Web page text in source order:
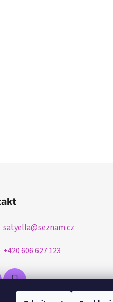
satyella@seznam.cz
+420 606 627 123